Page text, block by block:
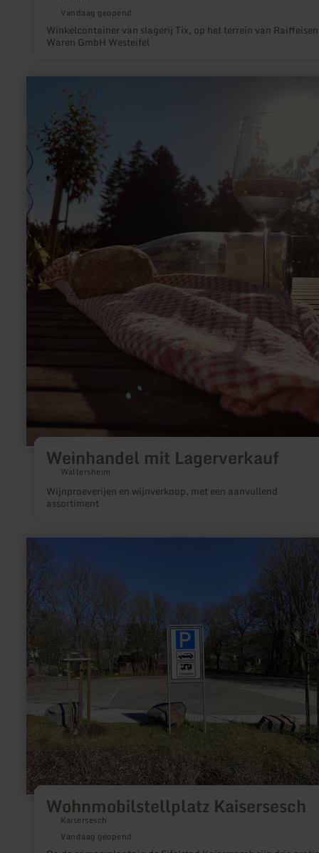
Vandaag geopend
Winkelcontainer van slagerij Tix, op het terrein van Raiffeisen
Waren GmbH Westeifel
Weinhandel mit Lagerverkauf
Wallersheim
Wijnproeverijen en wijnverkoop, met een aanvullend
assortiment
informatie
Weinhandel
mit
Lagerverkauf
Wohnmobilstellplatz Kaisersesch
Kaisersesch
Vandaag geopend
meer
over:
Wohnmobilstellplatz
Kaisersesch